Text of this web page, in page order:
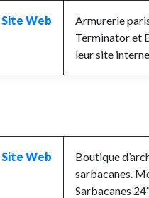
Site Web
Armurerie
Terminator et
leur site
Site Web Boutique
sarbacanes.
Sarbacanes